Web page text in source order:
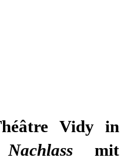
Vidy in
Nachlass mit